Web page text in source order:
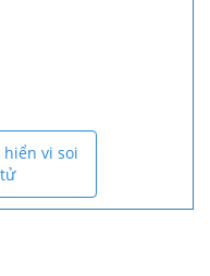
hiển vi soi